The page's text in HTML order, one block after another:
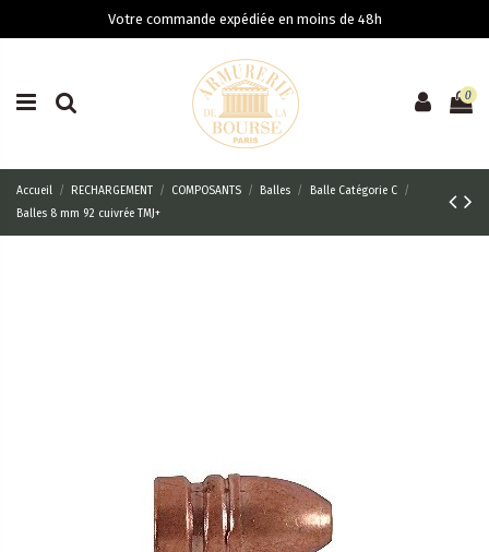
Votre commande expédiée en moins de 48h
0
Accueil RECHARGEMENT COMPOSANTS Balles
Balle Catégorie C
Balles 8 mm 92 cuivrée TMJ+